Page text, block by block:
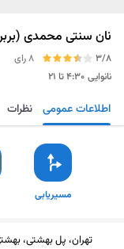
نان سنتی محمدی
3/8
8 رای
نانوایی ۴:۳۰ تا ۲۱
مسیریابی
اطلاعات عمومی نظرات
مسیریابی
تهران، پل بهشتی،